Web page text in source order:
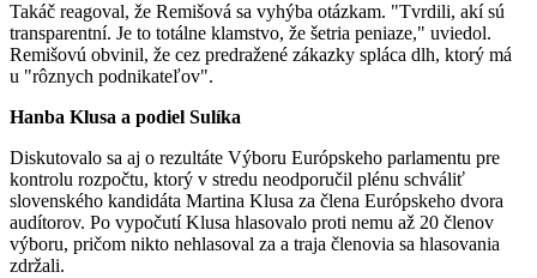
Takáč reagoval, že Remišová sa vyhýba otázkam. "Tvrdili, akí sú
transparentní. Je to totálne klamstvo, že šetria peniaze," uviedol.
Remišovú obvinil, že cez predražené zákazky spláca dlh, ktorý má
u "rôznych podnikateľov".
Hanba Klusa a podiel Sulíka
Diskutovalo sa aj o rezultáte Výboru Európskeho parlamentu pre
kontrolu rozpočtu, ktorý v stredu neodporučil plénu schváliť
slovenského kandidáta Martina Klusa za člena Európskeho dvora
audítorov. Po vypočutí Klusa hlasovalo proti nemu až 20 členov
výboru, pričom nikto nehlasoval za a traja členovia sa hlasovania
zdržali.